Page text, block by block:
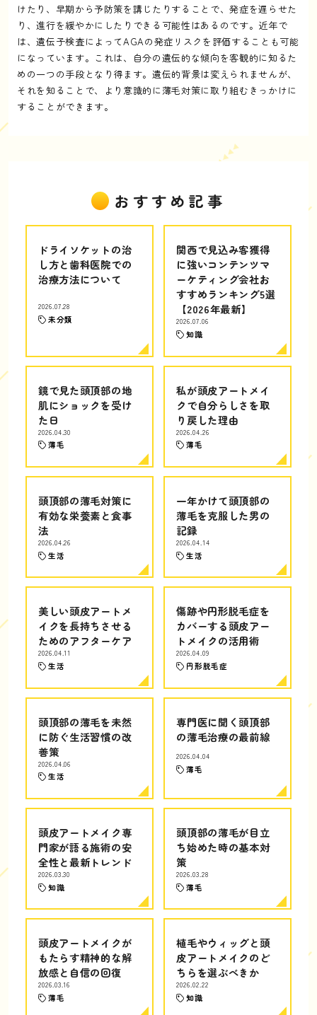
けたり、早期から予防策を講じたりすることで、発症を遅らせた
り、進行を緩やかにしたりできる可能性はあるのです。近年で
は、遺伝子検査によってAGAの発症リスクを評価することも可能
になっています。これは、自分の遺伝的な傾向を客観的に知るた
めの一つの手段となり得ます。遺伝的背景は変えられませんが、
それを知ることで、より意識的に薄毛対策に取り組むきっかけに
することができます。
おすすめ記事
ドライソケットの治
し方と歯科医院での
治療方法について
2026.07.28
未分類
関西で見込み客獲得
に強いコンテンツマ
ーケティング会社お
すすめランキング5選
【2026年最新】
2026.07.06
知識
鏡で見た頭頂部の地
肌にショックを受け
た日
2026.04.30
薄毛
私が頭皮アートメイ
クで自分らしさを取
り戻した理由
2026.04.26
薄毛
頭頂部の薄毛対策に
有効な栄養素と食事
法
2026.04.26
生活
一年かけて頭頂部の
薄毛を克服した男の
記録
2026.04.14
生活
美しい頭皮アートメ
イクを長持ちさせる
ためのアフターケア
2026.04.11
生活
傷跡や円形脱毛症を
カバーする頭皮アー
トメイクの活用術
2026.04.09
円形脱毛症
頭頂部の薄毛を未然
に防ぐ生活習慣の改
善策
2026.04.06
生活
専門医に聞く頭頂部
の薄毛治療の最前線
2026.04.04
薄毛
頭皮アートメイク専
門家が語る施術の安
全性と最新トレンド
2026.03.30
知識
頭頂部の薄毛が目立
ち始めた時の基本対
策
2026.03.28
薄毛
頭皮アートメイクが
もたらす精神的な解
放感と自信の回復
2026.03.16
薄毛
植毛やウィッグと頭
皮アートメイクのど
ちらを選ぶべきか
2026.02.22
知識